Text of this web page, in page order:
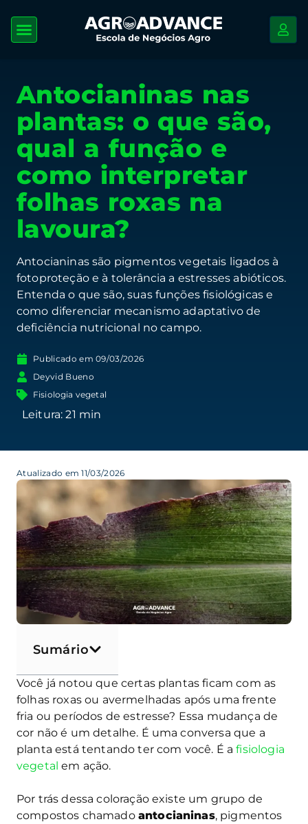
Antocianinas nas
plantas: o que são,
qual a função e
como interpretar
folhas roxas na
lavoura?
Antocianinas são pigmentos vegetais ligados à
fotoproteção e à tolerância a estresses abióticos.
Entenda o que são, suas funções fisiológicas e
como diferenciar mecanismo adaptativo de
deficiência nutricional no campo.
Publicado em 09/03/2026
Deyvid Bueno
Fisiologia vegetal
Atualizado em 11/03/2026
Sumário
Você já notou que certas plantas ficam com as
folhas roxas ou avermelhadas após uma frente
fria ou períodos de estresse? Essa mudança de
cor não é um detalhe. É uma conversa que a
planta está tentando ter com você. É afisiologia
vegetal em ação.
Por trás dessa coloração existe um grupo de
compostos chamado antocianinas, pigmentos